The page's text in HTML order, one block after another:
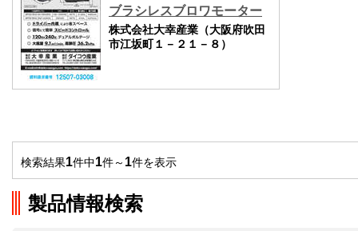
ブラシレスブロワモーター
株式会社大幸産業（大阪府吹田
市江坂町１－２１－８）
検索結果1件中1件～ 1件を表示
製品情報検索